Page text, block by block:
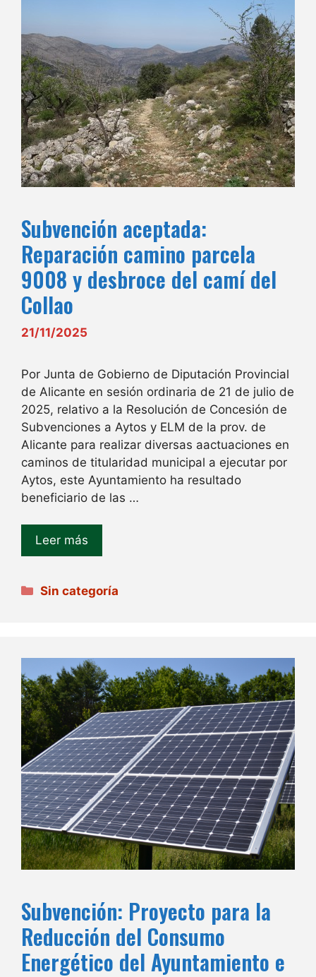
Subvención aceptada:
Reparación camino parcela
9008 y desbroce del camí del
Collao
21/11/2025
Por Junta de Gobierno de Diputación Provincial
de Alicante en sesión ordinaria de 21 de julio de
2025, relativo a la Resolución de Concesión de
Subvenciones a Aytos y ELM de la prov. de
Alicante para realizar diversas aactuaciones en
caminos de titularidad municipal a ejecutar por
Aytos, este Ayuntamiento ha resultado
beneficiario de las …
Leer más
Categorías
Sin categoría
Subvención: Proyecto para la
Reducción del Consumo
Energético del Ayuntamiento e